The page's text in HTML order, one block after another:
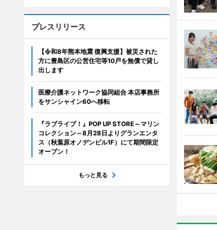
プレスリリース
【令和8年熊本地震 復興支援】被災された
方に豊島区の公営住宅等10戸を無償で貸し
出します
医療介護ネットワーク協同組合 本店事務所
をサンシャイン60へ移転
『ラブライブ！』POP UP STORE～マリン
コレクション～8月28日よりグランエンタ
ス（秋葉原オノデンビル1F）にて期間限定
オープン！
もっと見る